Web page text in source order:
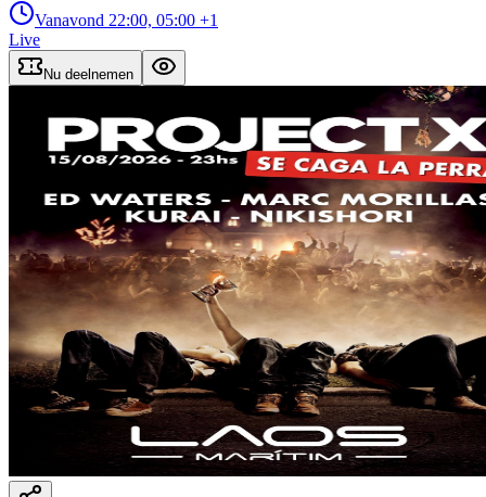
Vanavond 22:00, 05:00 +1
Live
Nu deelnemen